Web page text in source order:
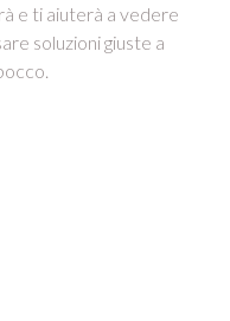
e ti aiuterà a vedere
soluzioni giuste a